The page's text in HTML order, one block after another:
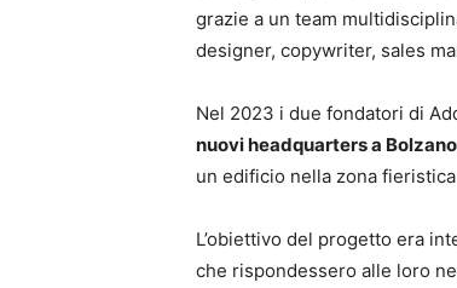
grazie a un team
designer, copywriter, sales
Nel 2023 i due fondatori di
nuovi headquarters a Bolzano
un edificio nella zona
L’obiettivo del progetto era
che rispondessero alle loro